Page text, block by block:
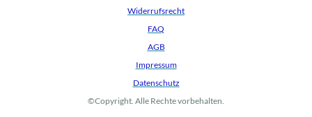
Widerrufsrecht
FAQ
AGB
Impressum
Datenschutz
©Copyright. Alle Rechte vorbehalten.